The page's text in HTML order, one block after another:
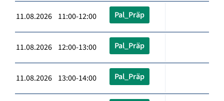
11.08.2026 11:00-12:00 Pal_Präp
11.08.2026 12:00-13:00 Pal_Präp
11.08.2026 13:00-14:00 Pal_Präp